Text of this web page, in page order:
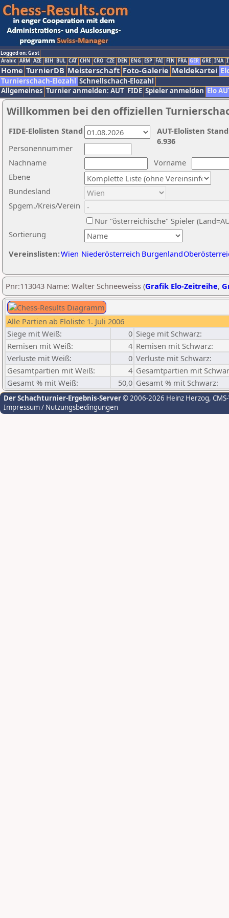
Logged on: Gast
Arabic ARM AZE BIH BUL CAT CHN CRO CZE DEN ENG ESP FAI FIN FRA GER GRE INA
Home TurnierDB Meisterschaft Foto-Galerie Meldekartei
Turnierschach-Elozahl Schnellschach-Elozahl
Allgemeines Turnier anmelden: AUT FIDE Spieler anmelden Elo
Willkommen bei den offiziellen
Nachname
Vorname
Ebene
Sortierung
Personennummer
Bundesland
Spgem./Kreis/Verein
Nur "österreichische" Spieler
Vereinslisten:Wien Niederösterreich Burgenland
AUT-Elolisten
6.936
FIDE-Elolisten Stand
Pnr:113043 Name: Walter Schneeweiss (Grafik Elo-Zeitreihe,
Alle Partien ab Eloliste 1. Juli 2006
Siege mit Weiß:
0 Siege mit Schwarz:
Remisen mit Weiß:
4 Remisen mit Schwarz:
Verluste mit Weiß:
0 Verluste mit Schwarz:
Gesamtpartien mit Weiß:
4 Gesamtpartien mit
Gesamt % mit Weiß:
50,0 Gesamt % mit Schwarz:
Der Schachturnier-Ergebnis-Server© 2006-2026 Heinz Herzog,
Impressum / Nutzungsbedingungen